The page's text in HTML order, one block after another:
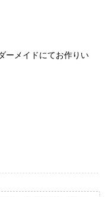
ーメイドにてお作りい